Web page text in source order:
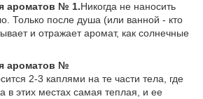
ароматов № 1.Никогда не наносить
Только после душа (или ванной - кто
и отражает аромат, как солнечные
ароматов №
2-3 каплями на те части тела, где
в этих местах самая теплая, и ее